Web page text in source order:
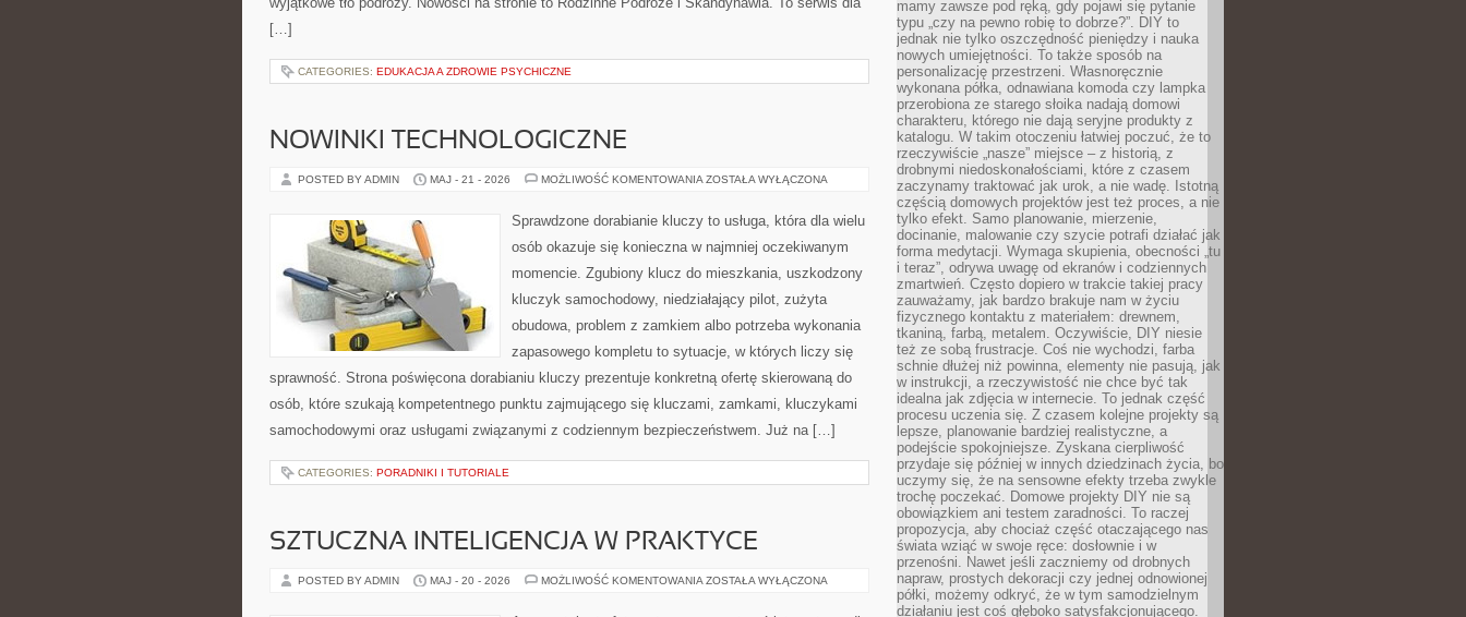
[…]
CATEGORIES: EDUKACJA A ZDROWIE PSYCHICZNE
NOWINKI TECHNOLOGICZNE
POSTED BY ADMIN MAJ - 21 - 2026 MOŻLIWOŚĆ KOMENTOWANIA NOWINKI
ZOSTAŁA WYŁĄCZONA
Sprawdzone dorabianie kluczy to usługa, która dla wielu
osób okazuje się konieczna w najmniej oczekiwanym
momencie. Zgubiony klucz do mieszkania, uszkodzony
kluczyk samochodowy, niedziałający pilot, zużyta
obudowa, problem z zamkiem albo potrzeba wykonania
zapasowego kompletu to sytuacje, w których liczy się
sprawność. Strona poświęcona dorabianiu kluczy prezentuje konkretną ofertę skierowaną do
osób, które szukają kompetentnego punktu zajmującego się kluczami, zamkami, kluczykami
samochodowymi oraz usługami związanymi z codziennym bezpieczeństwem. Już na […]
CATEGORIES: PORADNIKI I TUTORIALE
SZTUCZNA INTELIGENCJA W PRAKTYCE
POSTED BY ADMIN MAJ - 20 - 2026 MOŻLIWOŚĆ KOMENTOWANIA SZTUCZNA
ZOSTAŁA WYŁĄCZONA
mamy zawsze pod ręką, gdy pojawi się pytanie
typu „czy na pewno robię to dobrze?”. DIY to
jednak nie tylko oszczędność pieniędzy i nauka
nowych umiejętności. To także sposób na
personalizację przestrzeni. Własnoręcznie
wykonana półka, odnawiana komoda czy lampka
przerobiona ze starego słoika nadają domowi
charakteru, którego nie dają seryjne produkty z
katalogu. W takim otoczeniu łatwiej poczuć, że to
rzeczywiście „nasze” miejsce – z historią, z
drobnymi niedoskonałościami, które z czasem
zaczynamy traktować jak urok, a nie wadę. Istotną
częścią domowych projektów jest też proces, a nie
tylko efekt. Samo planowanie, mierzenie,
docinanie, malowanie czy szycie potrafi działać jak
forma medytacji. Wymaga skupienia, obecności „tu
i teraz”, odrywa uwagę od ekranów i codziennych
zmartwień. Często dopiero w trakcie takiej pracy
zauważamy, jak bardzo brakuje nam w życiu
fizycznego kontaktu z materiałem: drewnem,
tkaniną, farbą, metalem. Oczywiście, DIY niesie
też ze sobą frustracje. Coś nie wychodzi, farba
schnie dłużej niż powinna, elementy nie pasują, jak
w instrukcji, a rzeczywistość nie chce być tak
idealna jak zdjęcia w internecie. To jednak część
procesu uczenia się. Z czasem kolejne projekty są
lepsze, planowanie bardziej realistyczne, a
podejście spokojniejsze. Zyskana cierpliwość
przydaje się później w innych dziedzinach życia, bo
uczymy się, że na sensowne efekty trzeba zwykle
trochę poczekać. Domowe projekty DIY nie są
obowiązkiem ani testem zaradności. To raczej
propozycja, aby chociaż część otaczającego nas
świata wziąć w swoje ręce: dosłownie i w
przenośni. Nawet jeśli zaczniemy od drobnych
napraw, prostych dekoracji czy jednej odnowionej
półki, możemy odkryć, że w tym samodzielnym
działaniu jest coś głęboko satysfakcjonującego.